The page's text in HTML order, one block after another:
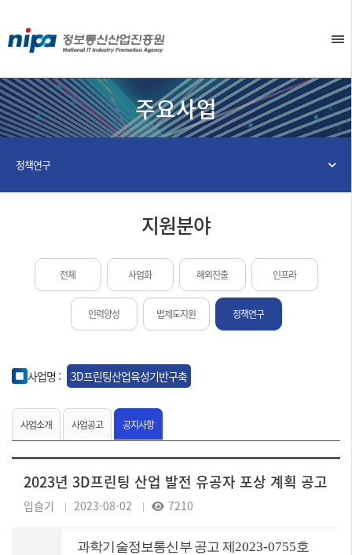
주요사업
정책연구
지원분야
전체 사업화 해외진출 인프라
인력양성 법제도지원 정책연구
사업명 : 3D프린팅산업육성기반구축
사업소개 사업공고 공지사항
2023년 3D프린팅 산업 발전 유공자 포상 계획 공고
임슬기 2023-08-02 7210
과학기술정보통신부 공고 제2023-0755호